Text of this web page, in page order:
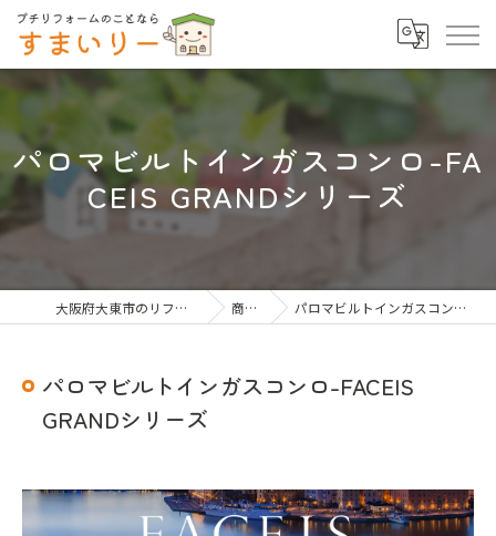
パロマビルトインガスコンロ-FA
CEIS GRANDシリーズ
大阪府大東市のリフォームならすまいりー 商品一覧 パロマビルトインガスコンロ-FACEIS GRANDシリーズ
パロマビルトインガスコンロ-FACEIS
GRANDシリーズ